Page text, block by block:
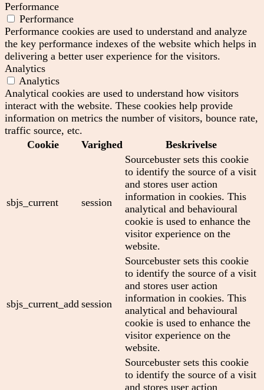
Performance
Performance
Performance cookies are used to understand and analyze
the key performance indexes of the website which helps in
delivering a better user experience for the visitors.
Analytics
Analytics
Analytical cookies are used to understand how visitors
interact with the website. These cookies help provide
information on metrics the number of visitors, bounce rate,
traffic source, etc.
Cookie
Varighed Beskrivelse
sbjs_current session
Sourcebuster sets this cookie
to identify the source of a visit
and stores user action
information in cookies. This
analytical and behavioural
cookie is used to enhance the
visitor experience on the
website.
sbjs_current_add session
Sourcebuster sets this cookie
to identify the source of a visit
and stores user action
information in cookies. This
analytical and behavioural
cookie is used to enhance the
visitor experience on the
website.
Sourcebuster sets this cookie
to identify the source of a visit
and stores user action